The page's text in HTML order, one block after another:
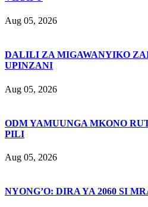
Aug 05, 2026
DALILI ZA MIGAWANYIKO
UPINZANI
Aug 05, 2026
ODM YAMUUNGA MKONO
PILI
Aug 05, 2026
NYONG’O: DIRA YA 2060 SI